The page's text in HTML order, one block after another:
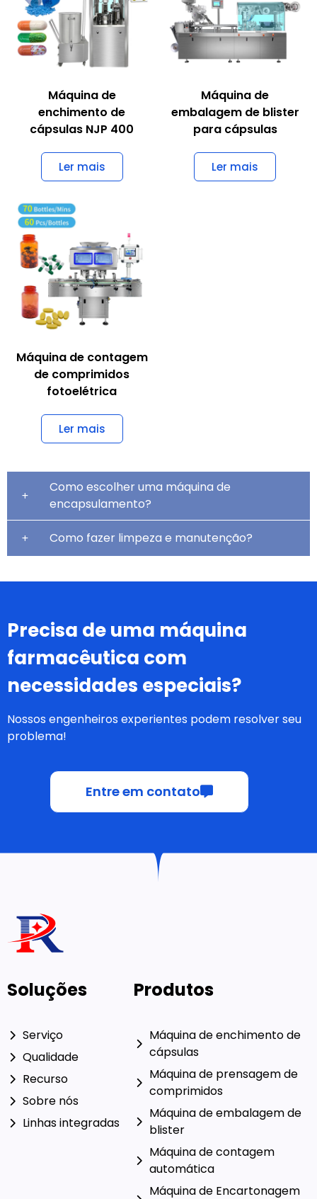
Máquina de
enchimento de
cápsulas NJP 400
Ler mais
Máquina de
embalagem de blister
para cápsulas
Ler mais
Máquina de contagem
de comprimidos
fotoelétrica
Ler mais
Como escolher uma máquina de
encapsulamento?
Como fazer limpeza e manutenção?
Precisa de uma máquina
farmacêutica com
necessidades especiais?
Nossos engenheiros experientes podem resolver seu
problema!
Entre em contato
Soluções
Serviço
Qualidade
Recurso
Sobre nós
Linhas integradas
Produtos
Máquina de enchimento de
cápsulas
Máquina de prensagem de
comprimidos
Máquina de embalagem de
blister
Máquina de contagem
automática
Máquina de Encartonagem